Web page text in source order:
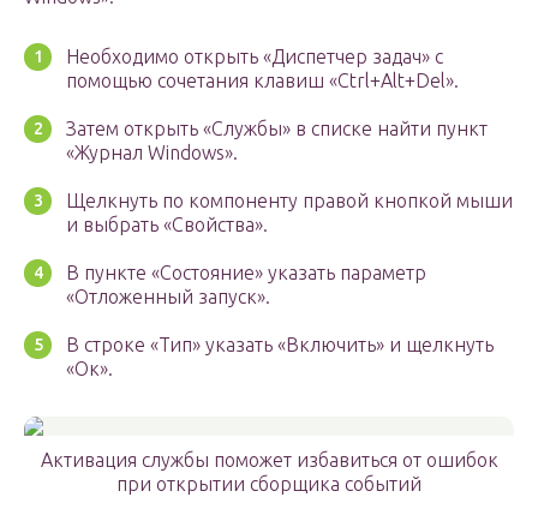
Необходимо открыть «Диспетчер задач» с
помощью сочетания клавиш «Ctrl+Alt+Del».
Затем открыть «Службы» в списке найти пункт
«Журнал Windows».
Щелкнуть по компоненту правой кнопкой мыши
и выбрать «Свойства».
В пункте «Состояние» указать параметр
«Отложенный запуск».
В строке «Тип» указать «Включить» и щелкнуть
«Ок».
Активация службы поможет избавиться от ошибок
при открытии сборщика событий